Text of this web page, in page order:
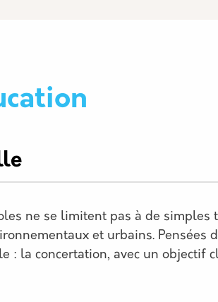
ne se limitent pas à de simples
et urbains. Pensées
: la concertation, avec un objectif